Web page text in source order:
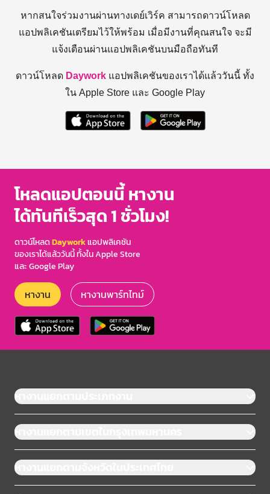
หากสนใจร่วมงานผ่านทางเดย์เวิร์ค สามารถดาวน์โหลด
แอปพลิเคชันเตรียมไว้ให้พร้อม เมื่อมีงานที่คุณสนใจ จะมี
แจ้งเตือนผ่านแอปพลิเคชันบนมือถือทันที
ดาวน์โหลด Daywork แอปพลิเคชันของเราได้แล้ววันนี้ ทั้ง
ใน Apple Store และ Google Play
โหลดแอปตอนนี้ หางาน
ได้ทันทีเร็วสุด 1 ชั่วโมง!
ดาวน์โหลดDayworkแอปพลิเคชัน
ของเราได้แล้ววันนี้ ทั้งใน Apple Store
และ Google Play
หางาน หางานพาร์ทไทม์
หางานแยกตามประเภทงาน
หางานแยกตามเขตในกรุงเทพมหานคร
หางานแยกตามจังหวัดในประเทศไทย